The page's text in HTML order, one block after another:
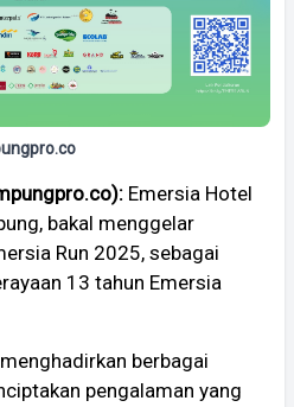
Emersia Hotel
bakal menggelar
Run 2025, sebagai
13 tahun Emersia
berbagai
pengalaman yang